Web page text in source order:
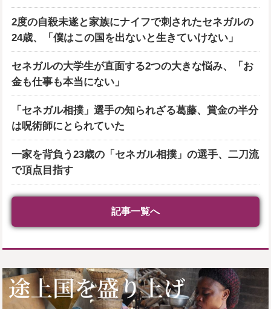
2度の自殺未遂と家族にナイフで刺されたセネガルの
24歳、「僕はこの国を出ないと生きていけない」
セネガルの大学生が直面する2つの大きな悩み、「お
金も仕事も本当にない」
「セネガル相撲」選手の知られざる葛藤、賞金の半分
は呪術師にとられていた
一家を背負う23歳の「セネガル相撲」の選手、二刀流
で頂点目指す
記事一覧へ